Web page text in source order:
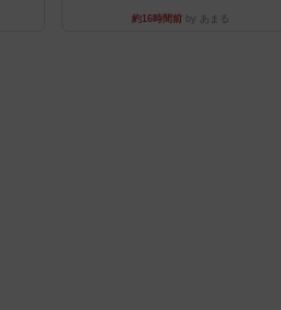
約16時間前by あまる